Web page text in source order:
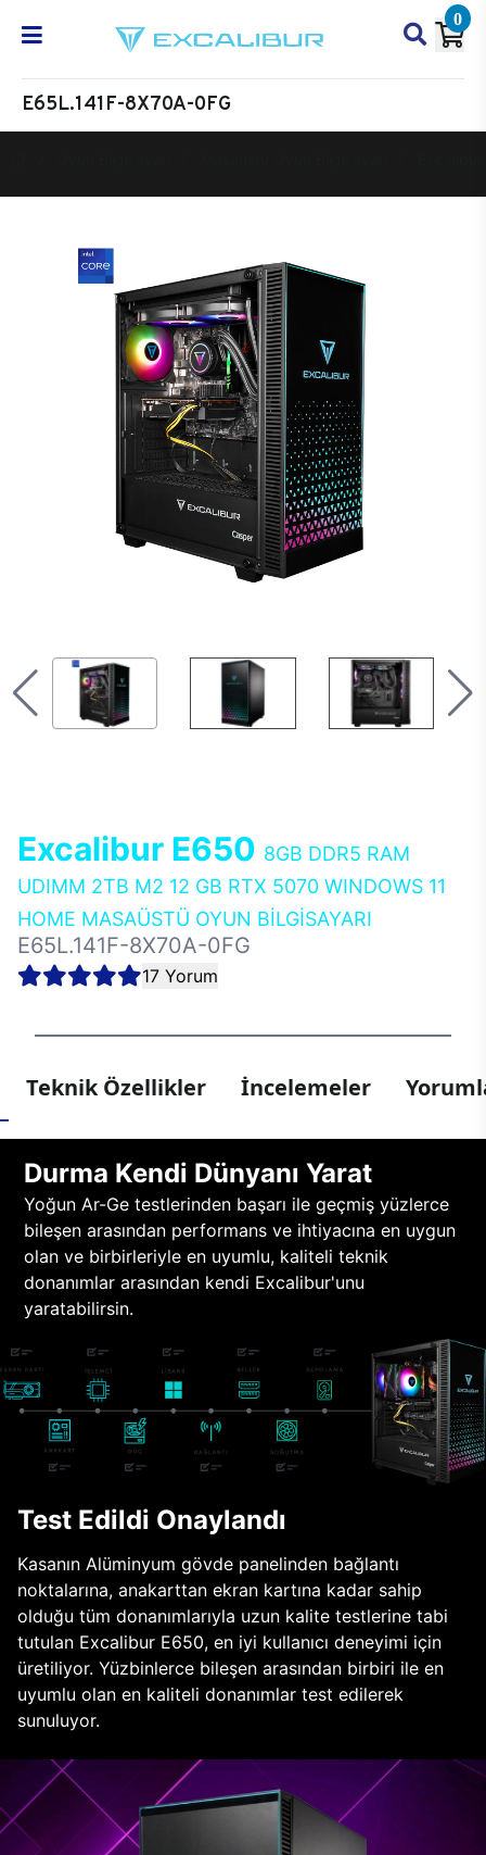
0
E65L.141F-8X70A-0FG
Excalibur E650 8GB DDR5 RAM
UDIMM 2TB M2 12 GB RTX 5070 WINDOWS 11
HOME MASAÜSTÜ OYUN BİLGİSAYARI
E65L.141F-8X70A-0FG
17 Yorum
Teknik Özellikler İncelemeler
Durma Kendi Dünyanı Yarat
Yoğun Ar-Ge testlerinden başarı ile geçmiş yüzlerce
bileşen arasından performans ve ihtiyacına en uygun
olan ve birbirleriyle en uyumlu, kaliteli teknik
donanımlar arasından kendi Excalibur'unu
yaratabilirsin.
Test Edildi Onaylandı
Kasanın Alüminyum gövde panelinden bağlantı
noktalarına, anakarttan ekran kartına kadar sahip
olduğu tüm donanımlarıyla uzun kalite testlerine tabi
tutulan Excalibur E650, en iyi kullanıcı deneyimi için
üretiliyor. Yüzbinlerce bileşen arasından birbiri ile en
uyumlu olan en kaliteli donanımlar test edilerek
sunuluyor.